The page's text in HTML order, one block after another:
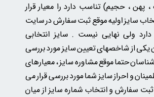
پهن ، حجیم) تناسب دارد را معیار قرار
سایز اولیه موقع ثبت سفارش در سایت
ولی نهایی نیست . سایز انتخابی
یکی از شاخصهای تعیین سایز مورد بررسی
حتما موقع مشاوره سایز ، معیارهای
و احراز سایز شما مورد بررسی قرار می
سفارش و انتخاب شماره سایز از میان